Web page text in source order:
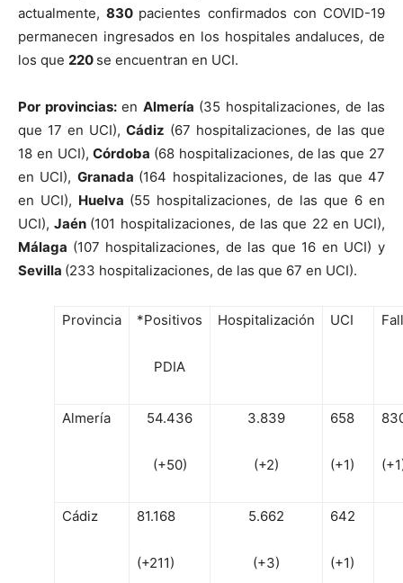
actualmente,830 pacientes confirmados con COVID-19
permanecen ingresados en los hospitales andaluces, de
los que 220 se encuentran en UCI.
Por provincias: en Almería (35 hospitalizaciones, de las
que 17 en UCI),Cádiz (67 hospitalizaciones, de las que
18 en UCI),Córdoba (68 hospitalizaciones, de las que 27
en UCI), Granada (164 hospitalizaciones, de las que 47
en UCI), Huelva (55 hospitalizaciones, de las que 6 en
UCI),Jaén (101 hospitalizaciones, de las que 22 en UCI),
Málaga (107 hospitalizaciones, de las que 16 en UCI) y
Sevilla (233 hospitalizaciones, de las que 67 en UCI).
Provincia *Positivos
PDIA
Hospitalización UCI
Almería 54.436
(+50)
3.839
(+2)
658
(+1)
Cádiz 81.168
(+211)
5.662
(+3)
642
(+1)